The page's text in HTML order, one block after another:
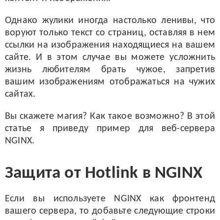
Однако жулики иногда настолько ленивы, что
воруют только текст со страниц, оставляя в нем
ссылки на изображения находящиеся на вашем
сайте. И в этом случае вы можете усложнить
жизнь любителям брать чужое, запретив
вашим изображениям отображаться на чужих
сайтах.
Вы скажете магия? Как такое возможно? В этой
статье я приведу пример для веб-сервера
NGINX.
Защита от Hotlink в NGINX
Если вы используете NGINX как фронтенд
вашего сервера, то добавьте следующие строки